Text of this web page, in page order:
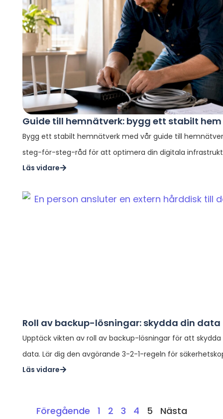
Guide till hemnätverk: bygg ett stabilt hem
Bygg ett stabilt hemnätverk med vår guide till
steg-för-steg-råd för att optimera din digitala
Läs vidare
Roll av backup-lösningar: skydda din
Upptäck vikten av roll av backup-lösningar för att skydda
data. Lär dig den avgörande 3-2-1-regeln för
Läs vidare
Föregående 1 2 3 4 5 Nästa